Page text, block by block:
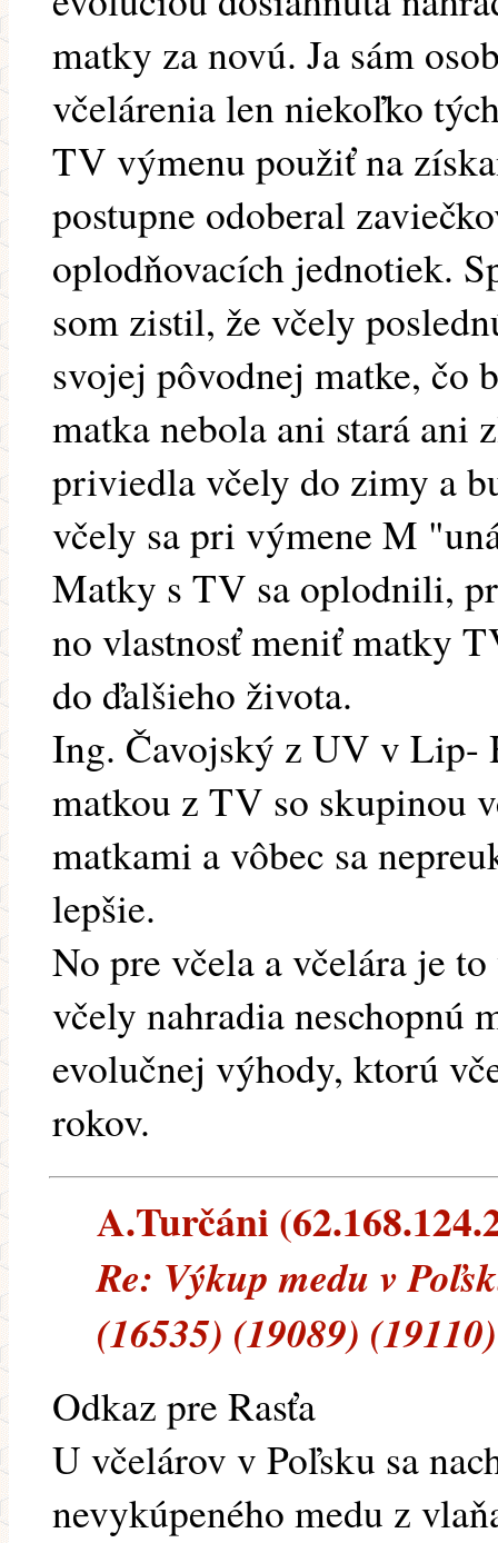
matky za novú. Ja sám
včelárenia len niekoľko
TV výmenu použiť na
postupne odoberal
oplodňovacích jednotiek.
som zistil, že včely
svojej pôvodnej matke, čo
matka nebola ani stará ani
priviedla včely do zimy a
včely sa pri výmene M
Matky s TV sa oplodnili,
no vlastnosť meniť matky
do ďalšieho života.
Ing. Čavojský z UV v Lip-
matkou z TV so skupinou
matkami a vôbec sa
lepšie.
No pre včela a včelára je
včely nahradia neschopnú
evolučnej výhody, ktorú
rokov.
A.Turčáni
Re: Výkup medu v
(16535) (19089)
Odkaz pre Rasťa
U včelárov v Poľsku sa
nevykúpeného medu z